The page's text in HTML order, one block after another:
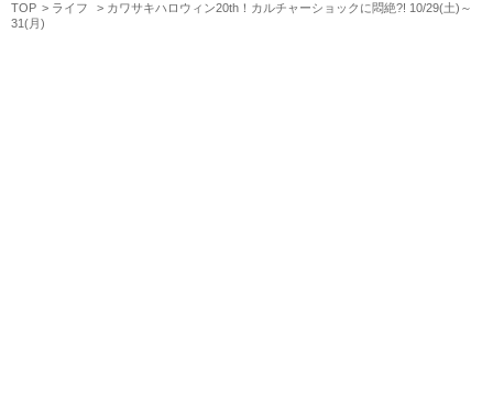
TOP ライフ
カワサキハロウィン20th！カルチャーショックに悶絶?! 10/29(土)～
31(月)